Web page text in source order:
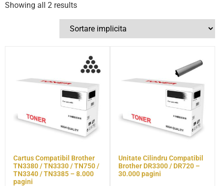
Showing all 2 results
Cartus Compatibil Brother
TN3380 / TN3330 / TN750 /
TN3340 / TN3385 – 8.000
pagini
Unitate Cilindru Compatibil
Brother DR3300 / DR720 –
30.000 pagini